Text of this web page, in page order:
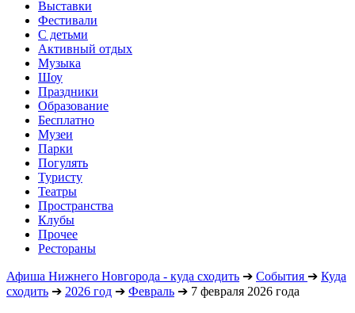
Выставки
Фестивали
С детьми
Активный отдых
Музыка
Шоу
Праздники
Образование
Бесплатно
Музеи
Парки
Погулять
Туристу
Театры
Пространства
Клубы
Прочее
Рестораны
Афиша Нижнего Новгорода - куда сходить ➔ События ➔ Куда
сходить ➔ 2026 год ➔ Февраль ➔ 7 февраля 2026 года